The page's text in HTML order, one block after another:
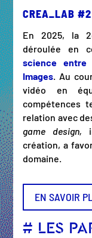
CREA_LAB #2
En 2025, la
déroulée en
science entre
Images. Au
vidéo en
compétences
relation avec
game design,
création, a
domaine.
EN SAVOIR
# LES